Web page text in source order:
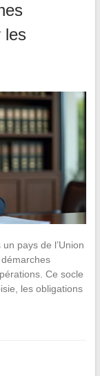
les
pays de l’Union
Ce socle
les obligations